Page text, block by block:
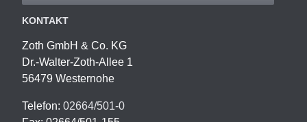
KONTAKT
Zoth GmbH & Co. KG
Dr.-Walter-Zoth-Allee 1
56479 Westernohe
Telefon: 02664/501-0